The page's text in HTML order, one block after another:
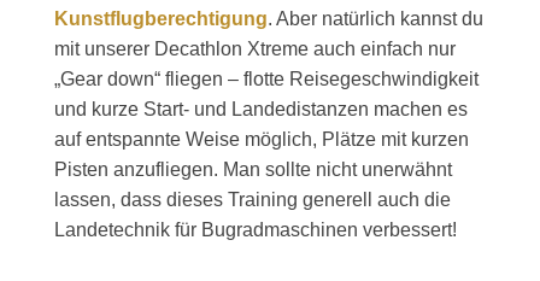
Kunstflugberechtigung. Aber natürlich kannst du
mit unserer Decathlon Xtreme auch einfach nur
„Gear down“ fliegen – flotte Reisegeschwindigkeit
und kurze Start- und Landedistanzen machen es
auf entspannte Weise möglich, Plätze mit kurzen
Pisten anzufliegen. Man sollte nicht unerwähnt
lassen, dass dieses Training generell auch die
Landetechnik für Bugradmaschinen verbessert!